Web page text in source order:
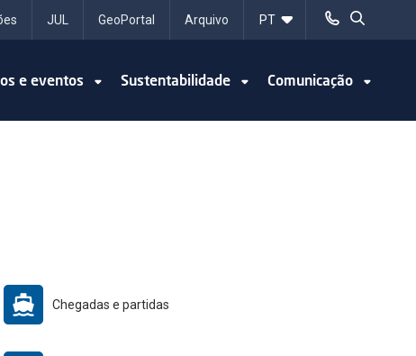
JUL GeoPortal Arquivo
e eventos Sustentabilidade Comunicação
Chegadas e partidas